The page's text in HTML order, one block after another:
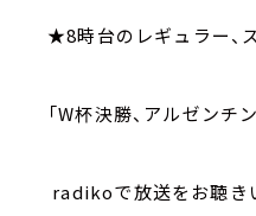
★8時台のレギュラー、
「W杯決勝、アルゼンチ
radikoで放送をお聴き